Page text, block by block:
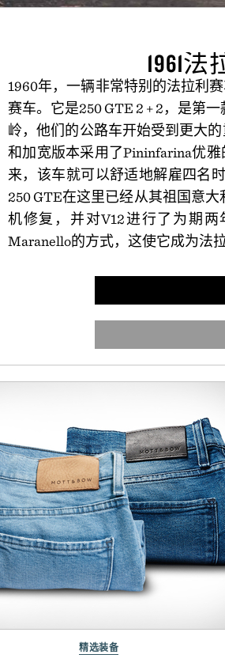
1961法
1960年，一辆非常特别的法拉利
赛车。它是250 GTE 2 + 2，是第
岭，他们的公路车开始受到更大
和加宽版本采用了Pininfarina优
来，该车就可以舒适地解雇四名
250 GTE在这里已经从其祖国意
机修复，并对V12进行了为期
Maranello的方式，这使它成为法
精选装备